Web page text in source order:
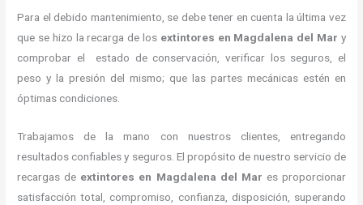
Para el debido mantenimiento, se debe tener en cuenta la última vez
que se hizo la recarga de los extintores en Magdalena del Mar y
comprobar el estado de conservación, verificar los seguros, el
peso y la presión del mismo; que las partes mecánicas estén en
óptimas condiciones.
Trabajamos de la mano con nuestros clientes, entregando
resultados confiables y seguros. El propósito de nuestro servicio de
recargas de extintores en Magdalena del Mar es proporcionar
satisfacción total, compromiso, confianza, disposición, superando